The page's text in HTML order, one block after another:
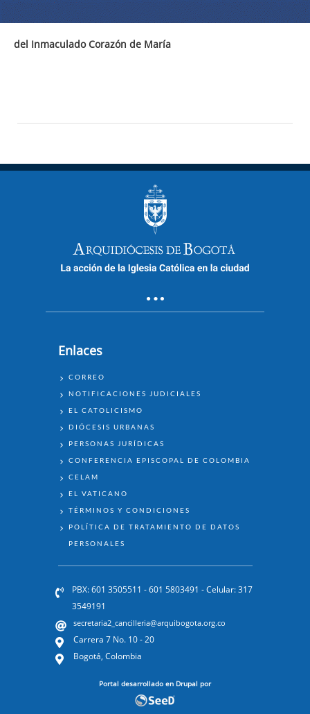
del Inmaculado Corazón de María
Enlaces
ENLACES
CORREO
NOTIFICACIONES JUDICIALES
EL CATOLICISMO
DIÓCESIS URBANAS
PERSONAS JURÍDICAS
CONFERENCIA EPISCOPAL DE COLOMBIA
CELAM
EL VATICANO
TÉRMINOS Y CONDICIONES
POLÍTICA DE TRATAMIENTO DE DATOS
PERSONALES
PBX: 601 3505511 - 601 5803491 - Celular: 317
3549191
secretaria2_cancilleria@arquibogota.org.co
Carrera 7 No. 10 - 20
Bogotá, Colombia
Portal desarrollado en Drupal por